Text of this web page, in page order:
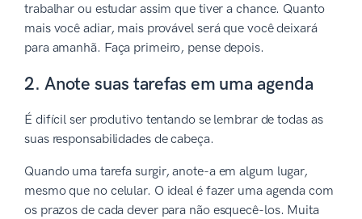
trabalhar ou estudar assim que tiver a chance. Quanto
mais você adiar, mais provável será que você deixará
para amanhã. Faça primeiro, pense depois.
2. Anote suas tarefas em uma agenda
É difícil ser produtivo tentando se lembrar de todas as
suas responsabilidades de cabeça.
Quando uma tarefa surgir, anote-a em algum lugar,
mesmo que no celular. O ideal é fazer uma agenda com
os prazos de cada dever para não esquecê-los. Muita